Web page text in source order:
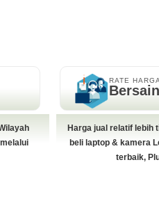
RATE HARGA
Harga jual relatif lebih
beli laptop & kamera
terbaik,